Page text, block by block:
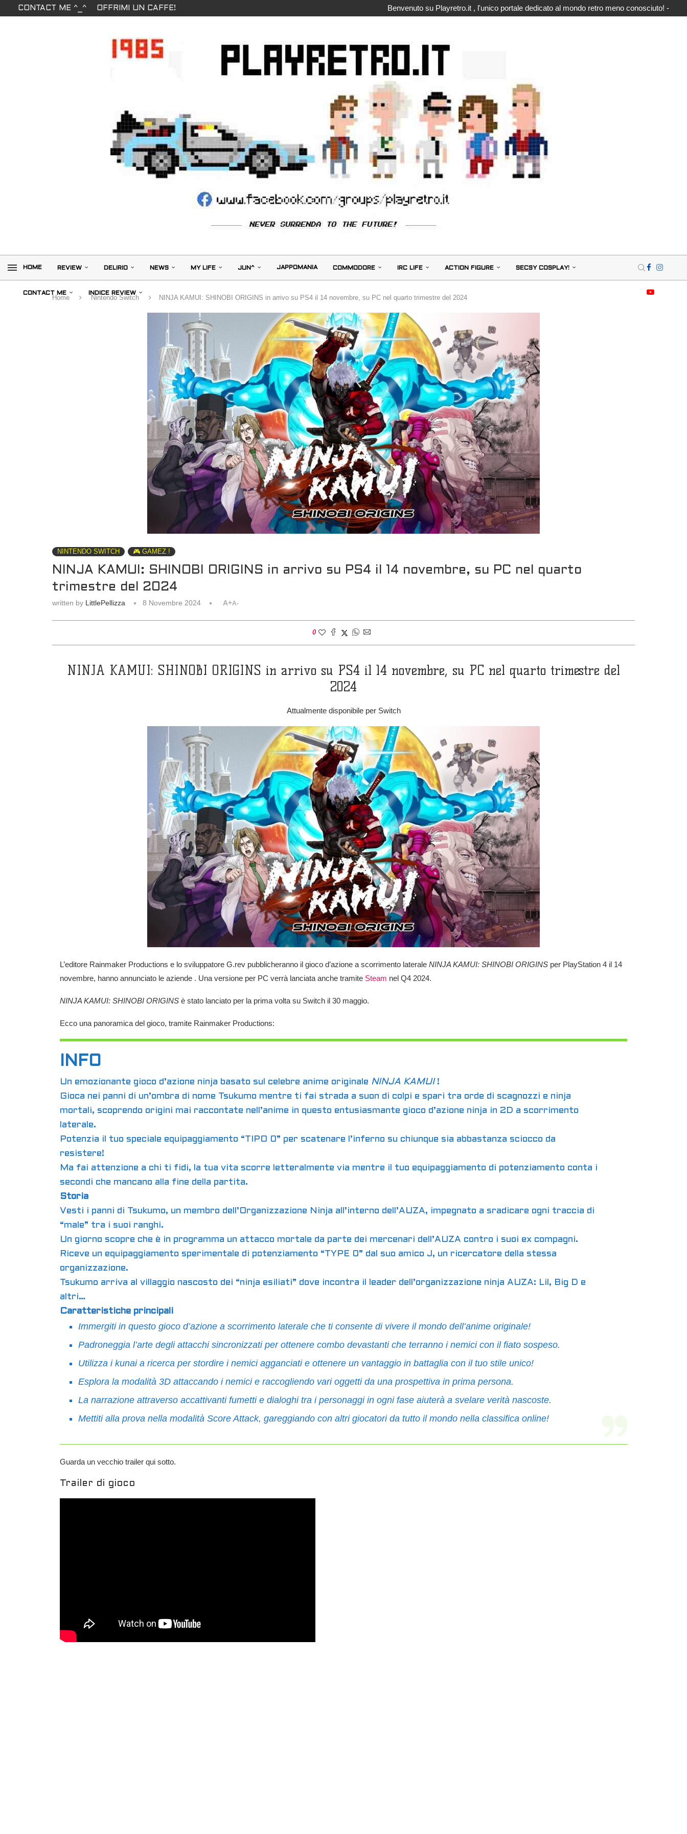
CONTACT ME ^_^ OFFRIMI UN CAFFE! Benvenuto su Playretro.it , l'unico portale dedicato al mondo retro meno conosciuto! -
HOME REVIEW DELIRIO NEWS MY LIFE JUN^ JAPPOMANIA COMMODORE IRC LIFE ACTION FIGURE SECSY COSPLAY!
CONTACT ME INDICE REVIEW
Home Nintendo Switch NINJA KAMUI: SHINOBI ORIGINS in arrivo su PS4 il 14 novembre, su PC nel quarto trimestre del 2024
NINTENDO SWITCH 🎮 GAMEZ !
NINJA KAMUI: SHINOBI ORIGINS in arrivo su PS4 il 14 novembre, su PC nel quarto
trimestre del 2024
written by LittlePellizza 8 Novembre 2024 A+A-
0
NINJA KAMUI: SHINOBI ORIGINS in arrivo su PS4 il 14 novembre, su PC nel quarto trimestre del
2024
Attualmente disponibile per Switch
L’editore Rainmaker Productions e lo sviluppatore G.rev pubblicheranno il gioco d’azione a scorrimento laterale NINJA KAMUI: SHINOBI ORIGINS per PlayStation 4 il 14
novembre, hanno annunciato le aziende . Una versione per PC verrà lanciata anche tramite Steam nel Q4 2024.
NINJA KAMUI: SHINOBI ORIGINS è stato lanciato per la prima volta su Switch il 30 maggio.
Ecco una panoramica del gioco, tramite Rainmaker Productions:
INFO
Un emozionante gioco d’azione ninja basato sul celebre anime originale NINJA KAMUI!
Gioca nei panni di un’ombra di nome Tsukumo mentre ti fai strada a suon di colpi e spari tra orde di scagnozzi e ninja
mortali, scoprendo origini mai raccontate nell’anime in questo entusiasmante gioco d’azione ninja in 2D a scorrimento
laterale.
Potenzia il tuo speciale equipaggiamento “TIPO 0” per scatenare l’inferno su chiunque sia abbastanza sciocco da
resistere!
Ma fai attenzione a chi ti fidi, la tua vita scorre letteralmente via mentre il tuo equipaggiamento di potenziamento conta i
secondi che mancano alla fine della partita.
Storia
Vesti i panni di Tsukumo, un membro dell’Organizzazione Ninja all’interno dell’AUZA, impegnato a sradicare ogni traccia di
“male” tra i suoi ranghi.
Un giorno scopre che è in programma un attacco mortale da parte dei mercenari dell’AUZA contro i suoi ex compagni.
Riceve un equipaggiamento sperimentale di potenziamento “TYPE 0” dal suo amico J, un ricercatore della stessa
organizzazione.
Tsukumo arriva al villaggio nascosto dei “ninja esiliati” dove incontra il leader dell’organizzazione ninja AUZA: Lil, Big D e
altri…
Caratteristiche principali
Immergiti in questo gioco d’azione a scorrimento laterale che ti consente di vivere il mondo dell’anime originale!
Padroneggia l’arte degli attacchi sincronizzati per ottenere combo devastanti che terranno i nemici con il fiato sospeso.
Utilizza i kunai a ricerca per stordire i nemici agganciati e ottenere un vantaggio in battaglia con il tuo stile unico!
Esplora la modalità 3D attaccando i nemici e raccogliendo vari oggetti da una prospettiva in prima persona.
La narrazione attraverso accattivanti fumetti e dialoghi tra i personaggi in ogni fase aiuterà a svelare verità nascoste.
Mettiti alla prova nella modalità Score Attack, gareggiando con altri giocatori da tutto il mondo nella classifica online!
Guarda un vecchio trailer qui sotto.
Trailer di gioco